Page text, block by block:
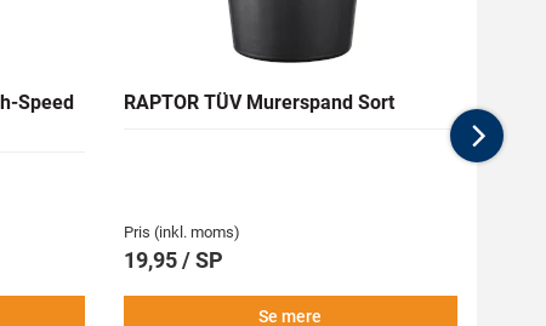
Speed
RAPTOR TÜV Murerspand Sort
Pris (inkl. moms)
19,95 / SP
Se mere